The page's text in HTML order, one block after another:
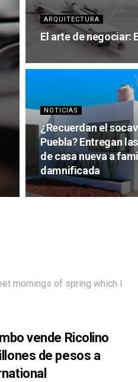
ARQUITECTURA
El arte de negociar:
NOTICIAS
¿Recuerdan el
Puebla? Entregan
de casa nueva a
damnificada
mornings of spring which I
vende Ricolino
de pesos a